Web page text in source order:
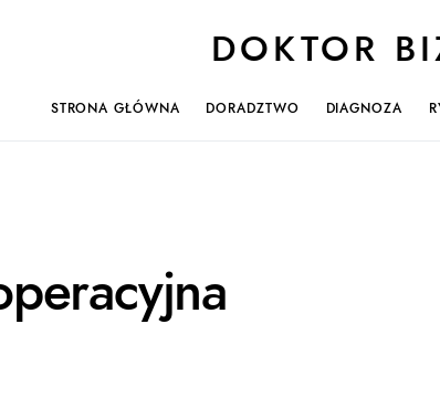
DOKTOR
STRONA GŁÓWNA DORADZTWO DIAGNOZA